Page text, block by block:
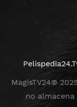
MagisTV24®
no